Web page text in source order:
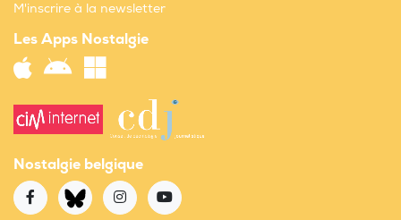
M'inscrire à la newsletter
Les Apps Nostalgie
Nostalgie belgique